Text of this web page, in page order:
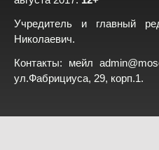
Учредитель и главный
Николаевич.
Контакты: мейл
ул.Фабрициуса, 29, корп.1.